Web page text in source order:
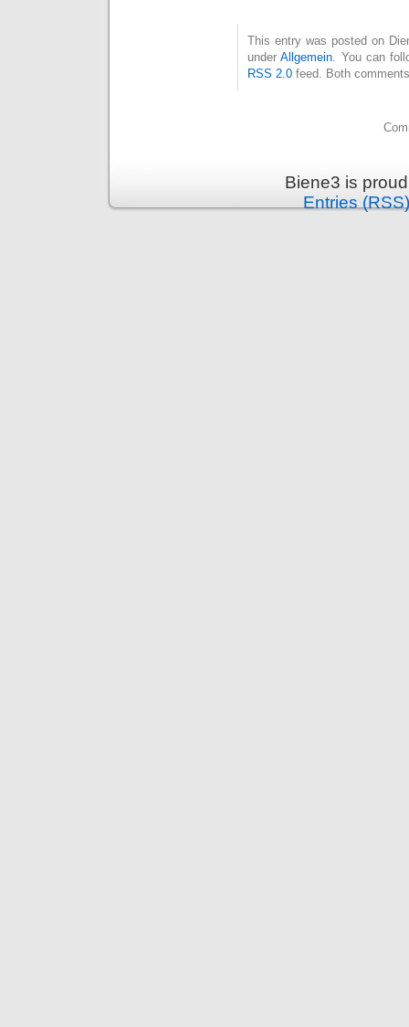
This entry was posted on
underAllgemein. You can
RSS 2.0 feed. Both
Biene3 is
Entries (RSS)